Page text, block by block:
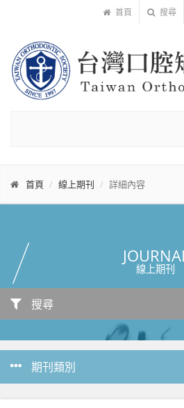
首頁 搜尋
首頁 線上期刊 詳細內容
線上期刊
搜尋
期刊類別